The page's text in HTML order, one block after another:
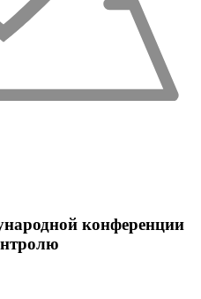
конференции